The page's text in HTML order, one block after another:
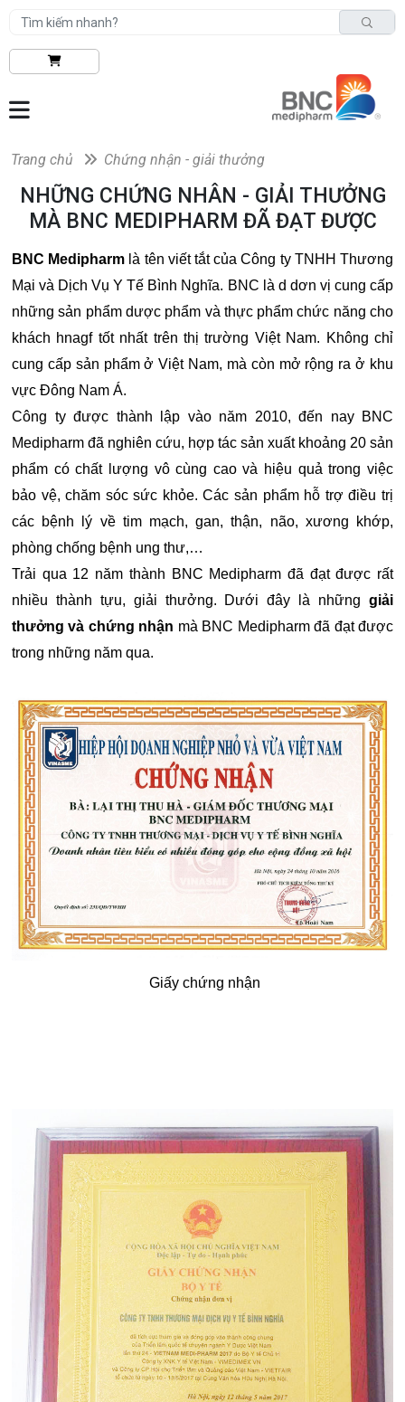
Trang chủ Chứng nhận - giải thưởng
NHỮNG CHỨNG NHÂN - GIẢI THƯỞNG
MÀ BNC MEDIPHARM ĐÃ ĐẠT ĐƯỢC
BNC Medipharm là tên viết tắt của Công ty TNHH Thương
Mại và Dịch Vụ Y Tế Bình Nghĩa. BNC là d dơn vị cung cấp
những sản phẩm dược phẩm và thực phẩm chức năng cho
khách hnagf tốt nhất trên thị trường Việt Nam. Không chỉ
cung cấp sản phẩm ở Việt Nam, mà còn mở rộng ra ở khu
vực Đông Nam Á.
Công ty được thành lập vào năm 2010, đến nay BNC
Medipharm đã nghiên cứu, hợp tác sản xuất khoảng 20 sản
phẩm có chất lượng vô cùng cao và hiệu quả trong việc
bảo vệ, chăm sóc sức khỏe. Các sản phẩm hỗ trợ điều trị
các bệnh lý về tim mạch, gan, thận, não, xương khớp,
phòng chống bệnh ung thư,…
Trải qua 12 năm thành BNC Medipharm đã đạt được rất
nhiều thành tựu, giải thưởng. Dưới đây là những giải
thưởng và chứng nhận mà BNC Medipharm đã đạt được
trong những năm qua.
Giấy chứng nhận